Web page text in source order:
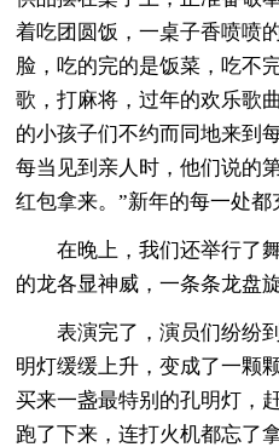
着吃团圆饭，一桌子香喷喷
脸，吃的完的是饭菜，吃不
歌，打麻将，过年的欢乐歌
的小孩子们不约而同地来到
每当见到亲人时，他们说的
红包拿来。”新年的每一处都
在晚上，我们还举行了
的龙各显神威，一条条龙
表演完了，演员们纷纷
明灯缓缓上升，变成了一颗
买来一盏最特别的孔明灯，
跑了下来，连打火机都忘了